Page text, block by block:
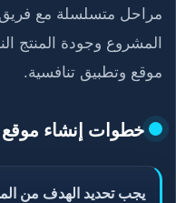
مراحل متسلسلة مع
المشروع وجودة المنتج
موقع وتطبيق تنافسية.
خطوات إنشاء موقع
يجب تحديد الهدف من